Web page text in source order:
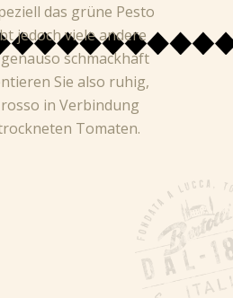
das grüne Pesto
jedoch viele andere
schmackhaft
Sie also ruhig,
in Verbindung
Tomaten.